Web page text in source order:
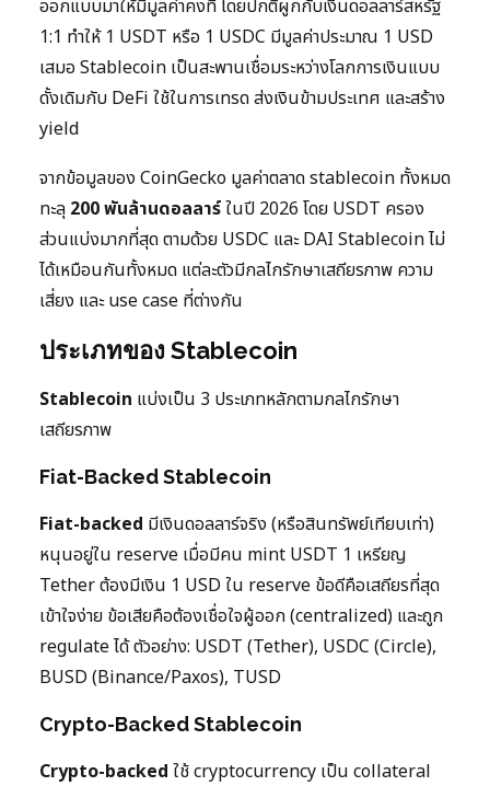
ออกแบบมาให้มีมูลค่าคงที่ โดยปกติผูกกับเงินดอลลาร์สหรัฐ
1:1 ทำให้ 1 USDT หรือ 1 USDC มีมูลค่าประมาณ 1 USD
เสมอ Stablecoin เป็นสะพานเชื่อมระหว่างโลกการเงินแบบ
ดั้งเดิมกับ DeFi ใช้ในการเทรด ส่งเงินข้ามประเทศ และสร้าง
yield
จากข้อมูลของ CoinGecko มูลค่าตลาด stablecoin ทั้งหมด
ทะลุ 200 พันล้านดอลลาร์ในปี 2026 โดย USDT ครอง
ส่วนแบ่งมากที่สุด ตามด้วย USDC และ DAI Stablecoin ไม่
ได้เหมือนกันทั้งหมด แต่ละตัวมีกลไกรักษาเสถียรภาพ ความ
เสี่ยง และ use case ที่ต่างกัน
ประเภทของ Stablecoin
Stablecoin แบ่งเป็น 3 ประเภทหลักตามกลไกรักษา
เสถียรภาพ
Fiat-Backed Stablecoin
Fiat-backed มีเงินดอลลาร์จริง (หรือสินทรัพย์เทียบเท่า)
หนุนอยู่ใน reserve เมื่อมีคน mint USDT 1 เหรียญ
Tether ต้องมีเงิน 1 USD ใน reserve ข้อดีคือเสถียรที่สุด
เข้าใจง่าย ข้อเสียคือต้องเชื่อใจผู้ออก (centralized) และถูก
regulate ได้ ตัวอย่าง: USDT (Tether), USDC (Circle),
BUSD (Binance/Paxos), TUSD
Crypto-Backed Stablecoin
Crypto-backed ใช้ cryptocurrency เป็น collateral